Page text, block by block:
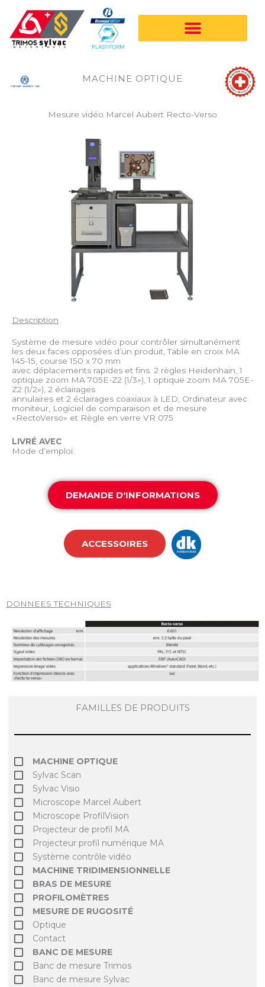
contenu
FAMILLES DE PRODUITS
MACHINE OPTIQUE
Sylvac Scan
Sylvac Visio
Microscope Marcel Aubert
Microscope ProfilVision
Projecteur de profil MA
Projecteur profil numérique MA
Système contrôle vidéo
MACHINE TRIDIMENSIONNELLE
BRAS DE MESURE
PROFILOMÈTRES
MESURE DE RUGOSITÉ
Optique
Contact
BANC DE MESURE
Banc de mesure Trimos
Banc de mesure Sylvac
MACHINE OPTIQUE
Mesure vidéo Marcel Aubert Recto-Verso
Description
Système de mesure vidéo pour contrôler simultanément
les deux faces opposées d’un produit, Table en croix MA
145-15, course 150 x 70 mm
avec déplacements rapides et fins. 2 règles Heidenhain, 1
optique zoom MA 705E-Z2 (1/3»), 1 optique zoom MA 705E-
Z2 (1/2»), 2 éclairages
annulaires et 2 éclairages coaxiaux à LED, Ordinateur avec
moniteur, Logiciel de comparaison et de mesure
«RectoVerso» et Règle en verre VR 075
LIVRÉ AVEC
Mode d’emploi.
DEMANDE D'INFORMATIONS
ACCESSOIRES
DONNEES TECHNIQUES